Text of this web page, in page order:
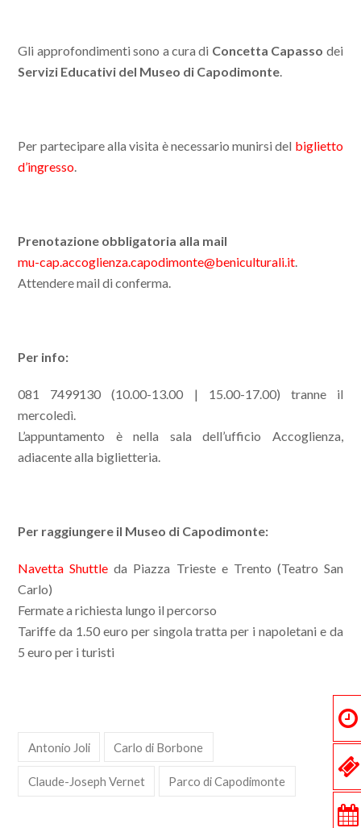
Gli approfondimenti sono a cura di Concetta Capasso dei
Servizi Educativi del Museo di Capodimonte.
Per partecipare alla visita è necessario munirsi del biglietto
d’ingresso.
Prenotazione obbligatoria alla mail
mu-cap.accoglienza.capodimonte@beniculturali.it.
Attendere mail di conferma.
Per info:
081 7499130 (10.00-13.00 | 15.00-17.00) tranne il
mercoledì.
L’appuntamento è nella sala dell’ufficio Accoglienza,
adiacente alla biglietteria.
Per raggiungere il Museo di Capodimonte:
Navetta Shuttle da Piazza Trieste e Trento (Teatro San
Carlo)
Fermate a richiesta lungo il percorso
Tariffe da 1.50 euro per singola tratta per i napoletani e da
5 euro per i turisti
Antonio Joli Carlo di Borbone
Claude-Joseph Vernet Parco di Capodimonte